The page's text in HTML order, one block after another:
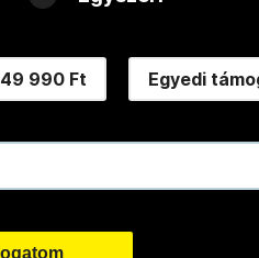
49 990 Ft Egyedi